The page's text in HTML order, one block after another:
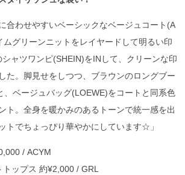
合わせやすいベーシックなベージュコート(A
グリーンニットをレイヤードして明るい印
ャツワンピ(SHEIN)をINして、クリーンな印
た。脚見せをしつつ、ブラウンのロングブー
、ベージュバッグ(LOEWE)をコートと同系色
ト。全身を暖かみのあるトーンで統一感を出
トでちょっぴり華やかにしています☆」
/ ACYM
トップス 約¥2,000 / GRL